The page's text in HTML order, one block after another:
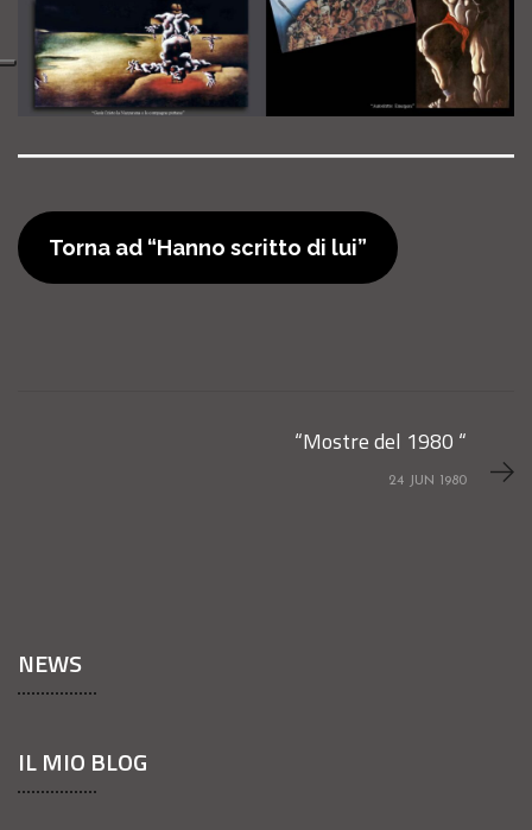
Torna ad “Hanno scritto di lui”
“Mostre del 1980 “
24 JUN 1980
NEWS
IL MIO BLOG